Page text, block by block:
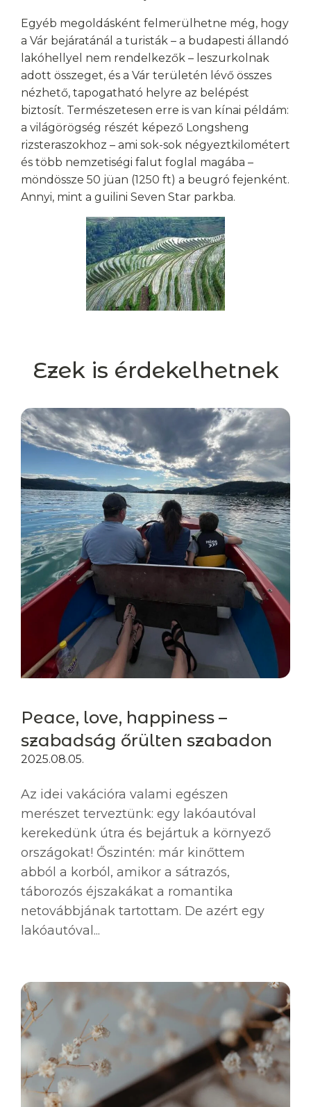
Egyéb megoldásként felmerülhetne még, hogy
a Vár bejáratánál a turisták – a budapesti állandó
lakóhellyel nem rendelkezők – leszurkolnak
adott összeget, és a Vár területén lévő összes
nézhető, tapogatható helyre az belépést
biztosít. Természetesen erre is van kínai példám:
a világörögség részét képező Longsheng
rizsteraszokhoz – ami sok-sok négyeztkilométert
és több nemzetiségi falut foglal magába –
möndössze 50 jüan (1250 ft) a beugró fejenként.
Annyi, mint a guilini Seven Star parkba.
Ezek is érdekelhetnek
Peace, love, happiness –
szabadság őrülten szabadon
2025.08.05.
Az idei vakációra valami egészen
merészet terveztünk: egy lakóautóval
kerekedünk útra és bejártuk a környező
országokat! Őszintén: már kinőttem
abból a korból, amikor a sátrazós,
táborozós éjszakákat a romantika
netovábbjának tartottam. De azért egy
lakóautóval...